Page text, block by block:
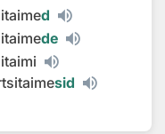
d
de
sid